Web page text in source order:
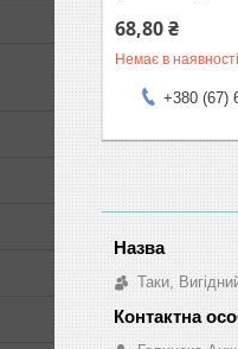
68,80 ₴
Немає в наявності
+380 (67)
Таки,